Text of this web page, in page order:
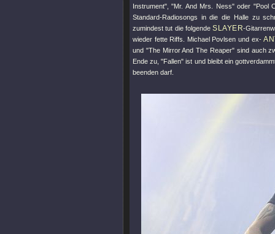
Instrument" ,"Mr. And Mrs. Ness"oder "Pool
Standard-Radiosongs in die die Halle zu
zumindest tut die folgendeSLAYER-
wieder fette Riffs. Michael Povlsen und ex-
und "The Mirror And The Reaper" sind auch
Ende zu,"Fallen" ist und bleibt ein
beenden darf.